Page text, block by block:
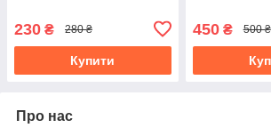
230 ₴ 280 ₴
Купити
450₴ 500 ₴
Про нас